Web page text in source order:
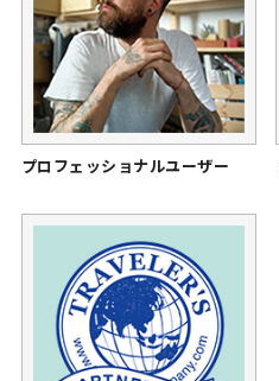
プロフェッショナルユーザー